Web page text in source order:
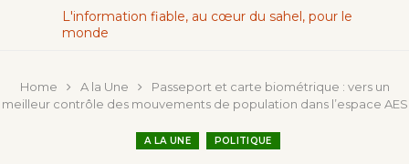
L'information fiable, au cœur du sahel, pour le
monde
Home A la Une
Passeport et carte biométrique : vers un
meilleur contrôle des mouvements de population dans l’espace AES
A LA UNE POLITIQUE